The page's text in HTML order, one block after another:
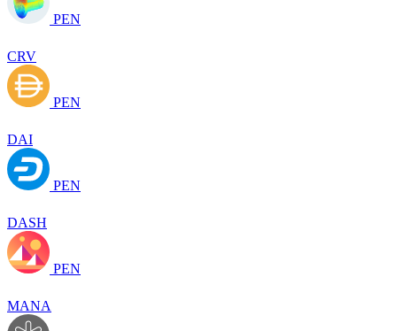
PEN
CRV
PEN
DAI
PEN
DASH
PEN
MANA